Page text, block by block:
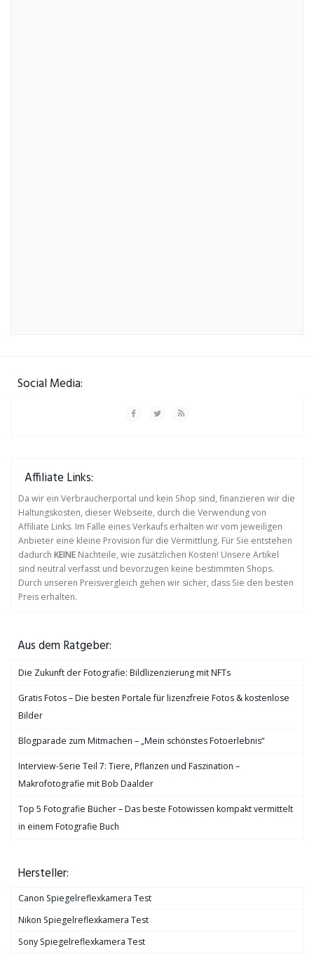
Social Media:
Affiliate Links:
Da wir ein Verbraucherportal und kein Shop sind, finanzieren wir die
Haltungskosten, dieser Webseite, durch die Verwendung von
Affiliate Links. Im Falle eines Verkaufs erhalten wir vom jeweiligen
Anbieter eine kleine Provision für die Vermittlung. Für Sie entstehen
dadurch KEINE Nachteile, wie zusätzlichen Kosten! Unsere Artikel
sind neutral verfasst und bevorzugen keine bestimmten Shops.
Durch unseren Preisvergleich gehen wir sicher, dass Sie den besten
Preis erhalten.
Aus dem Ratgeber:
Die Zukunft der Fotografie: Bildlizenzierung mit NFTs
Gratis Fotos – Die besten Portale für lizenzfreie Fotos & kostenlose
Bilder
Blogparade zum Mitmachen – „Mein schönstes Fotoerlebnis“
Interview-Serie Teil 7: Tiere, Pflanzen und Faszination –
Makrofotografie mit Bob Daalder
Top 5 Fotografie Bücher – Das beste Fotowissen kompakt vermittelt
in einem Fotografie Buch
Hersteller:
Canon Spiegelreflexkamera Test
Nikon Spiegelreflexkamera Test
Sony Spiegelreflexkamera Test